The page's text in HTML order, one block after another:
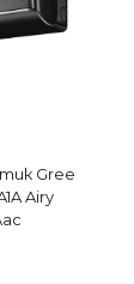
Gree
Airy